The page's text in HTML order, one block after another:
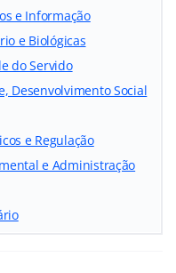
e Informação
e Biológicas
do Servido
Desenvolvimento Social
e Regulação
e Administração